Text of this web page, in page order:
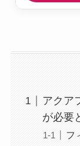
アクア
が必要
フ